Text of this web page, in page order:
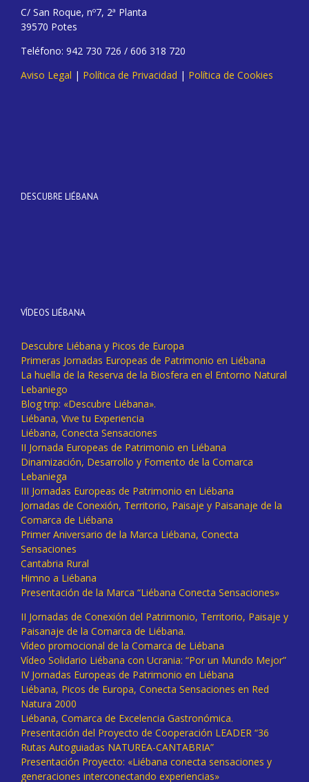
C/ San Roque, nº7, 2ª Planta
39570 Potes
Teléfono: 942 730 726 / 606 318 720
Aviso Legal | Política de Privacidad | Política de Cookies
DESCUBRE LIÉBANA
VÍDEOS LIÉBANA
Descubre Liébana y Picos de Europa
Primeras Jornadas Europeas de Patrimonio en Liébana
La huella de la Reserva de la Biosfera en el Entorno Natural
Lebaniego
Blog trip: «Descubre Liébana».
Liébana, Vive tu Experiencia
Liébana, Conecta Sensaciones
II Jornada Europeas de Patrimonio en Liébana
Dinamización, Desarrollo y Fomento de la Comarca
Lebaniega
III Jornadas Europeas de Patrimonio en Liébana
Jornadas de Conexión, Territorio, Paisaje y Paisanaje de la
Comarca de Liébana
Primer Aniversario de la Marca Liébana, Conecta
Sensaciones
Cantabria Rural
Himno a Liébana
Presentación de la Marca “Liébana Conecta Sensaciones»
II Jornadas de Conexión del Patrimonio, Territorio, Paisaje y
Paisanaje de la Comarca de Liébana.
Vídeo promocional de la Comarca de Liébana
Vídeo Solidario Liébana con Ucrania: “Por un Mundo Mejor”
IV Jornadas Europeas de Patrimonio en Liébana
Liébana, Picos de Europa, Conecta Sensaciones en Red
Natura 2000
Liébana, Comarca de Excelencia Gastronómica.
Presentación del Proyecto de Cooperación LEADER “36
Rutas Autoguiadas NATUREA-CANTABRIA”
Presentación Proyecto: «Liébana conecta sensaciones y
generaciones interconectando experiencias»